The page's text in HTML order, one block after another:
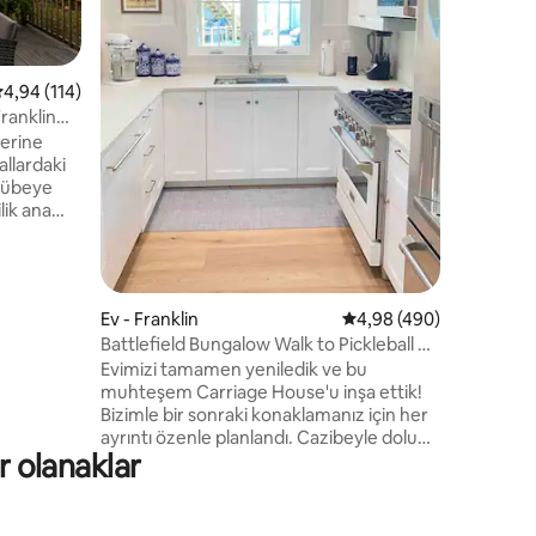
üzerinden ortalama 4,94 puan, 114 değerlendirme
4,94 (114)
ana
Ev - Franklin 5 üzerinden ortalama
4,98 (490)
Battlefield Bungalow Walk to Pickleball &
Downtown
Evimizi tamamen yeniledik ve bu
muhteşem Carriage House'u inşa ettik!
Bizimle bir sonraki konaklamanız için her
ayrıntı özenle planlandı. Cazibeyle dolup
taşan konforlu ve şık bungalov.
Güneyden esinlenmiş havadar iç
olanaklar